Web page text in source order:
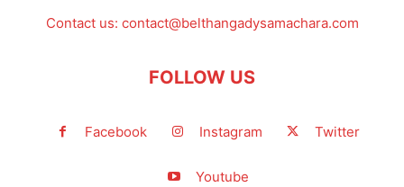
Contact us: contact@belthangadysamachara.com
FOLLOW US
Facebook Instagram Twitter
Youtube